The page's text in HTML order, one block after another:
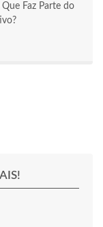
Faz Parte do